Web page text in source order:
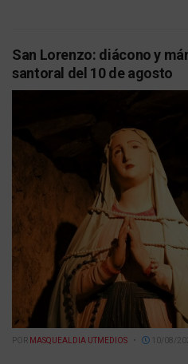
San Lorenzo: diácono y
santoral del 10 de agosto
POR MASQUEALDIA UTMEDIOS 10/08/